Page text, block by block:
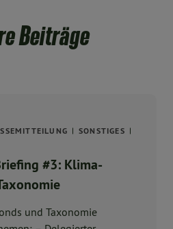
Beiträge
SONSTIGES
#3: Klima-
und Taxonomie